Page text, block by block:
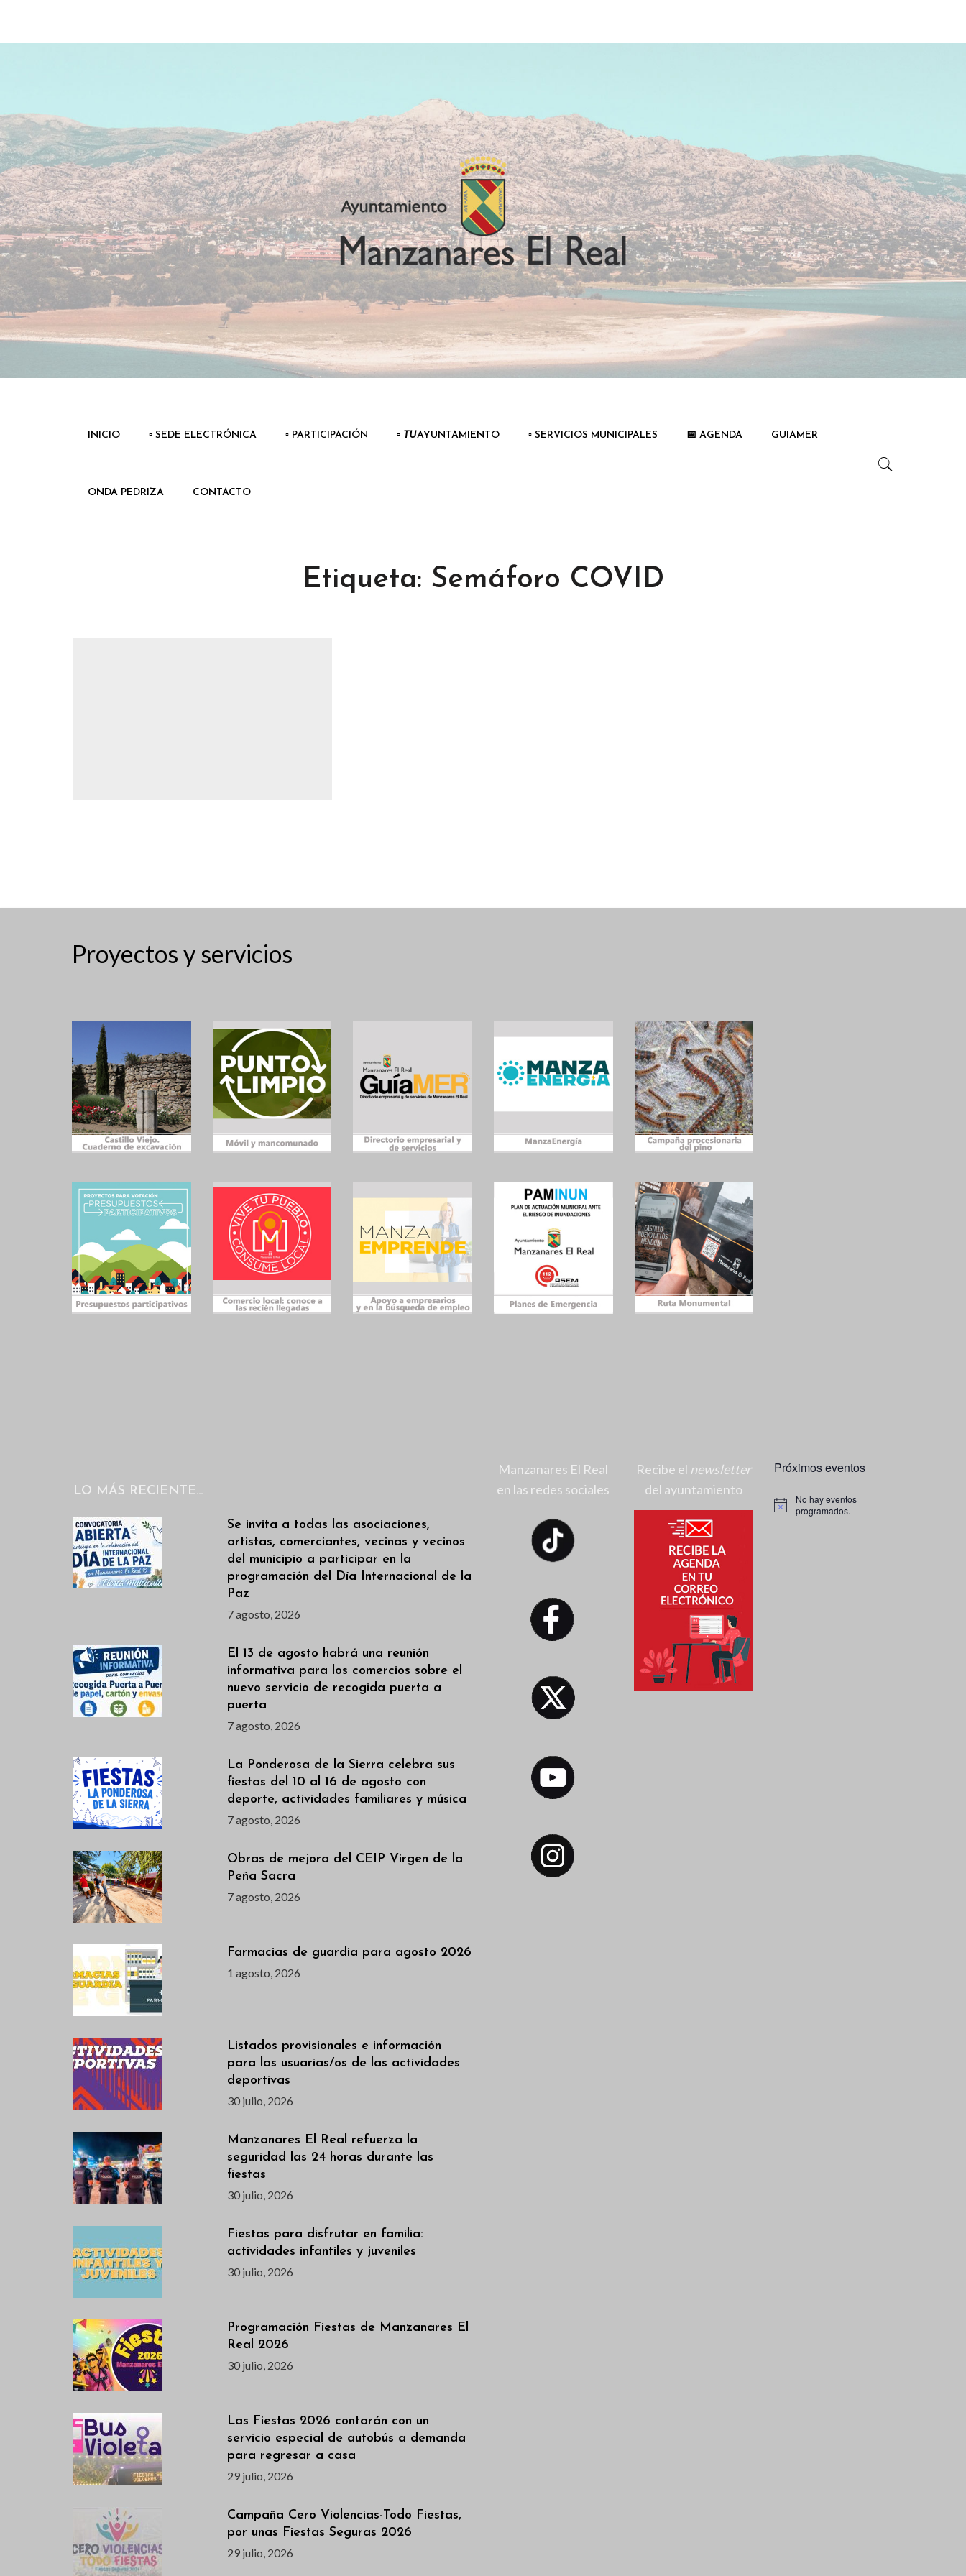
INICIO ▫️ SEDE ELECTRÓNICA ▫️ PARTICIPACIÓN ▫️ TUAYUNTAMIENTO ▫️ SERVICIOS MUNICIPALES 📅 AGENDA GUIAMER
ONDA PEDRIZA CONTACTO
Etiqueta: Semáforo COVID
Proyectos y servicios
LO MÁS RECIENTE…
Se invita a todas las asociaciones,
artistas, comerciantes, vecinas y vecinos
del municipio a participar en la
programación del Día Internacional de la
Paz
7 agosto, 2026
El 13 de agosto habrá una reunión
informativa para los comercios sobre el
nuevo servicio de recogida puerta a
puerta
7 agosto, 2026
La Ponderosa de la Sierra celebra sus
fiestas del 10 al 16 de agosto con
deporte, actividades familiares y música
7 agosto, 2026
Obras de mejora del CEIP Virgen de la
Peña Sacra
7 agosto, 2026
Farmacias de guardia para agosto 2026
1 agosto, 2026
Listados provisionales e información
para las usuarias/os de las actividades
deportivas
30 julio, 2026
Manzanares El Real refuerza la
seguridad las 24 horas durante las
fiestas
30 julio, 2026
Fiestas para disfrutar en familia:
actividades infantiles y juveniles
30 julio, 2026
Programación Fiestas de Manzanares El
Real 2026
30 julio, 2026
Las Fiestas 2026 contarán con un
servicio especial de autobús a demanda
para regresar a casa
29 julio, 2026
Campaña Cero Violencias-Todo Fiestas,
por unas Fiestas Seguras 2026
29 julio, 2026
Manzanares El Real
en las redes sociales
Recibe el newsletter
del ayuntamiento
Próximos eventos
A
No hay eventos
programados.